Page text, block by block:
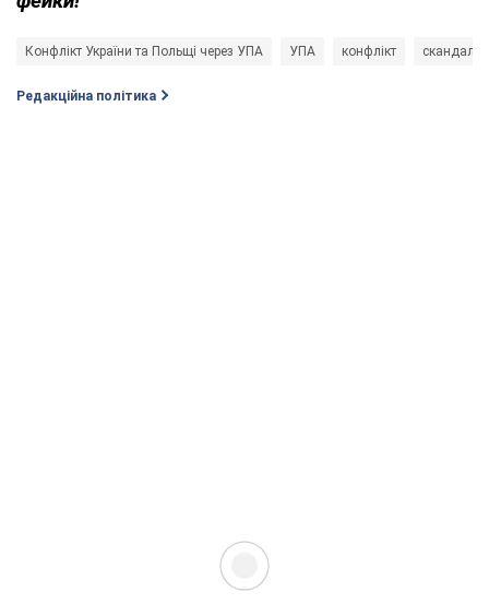
Конфлікт України та Польщі через УПА УПА конфлікт скандали
Редакційна політика